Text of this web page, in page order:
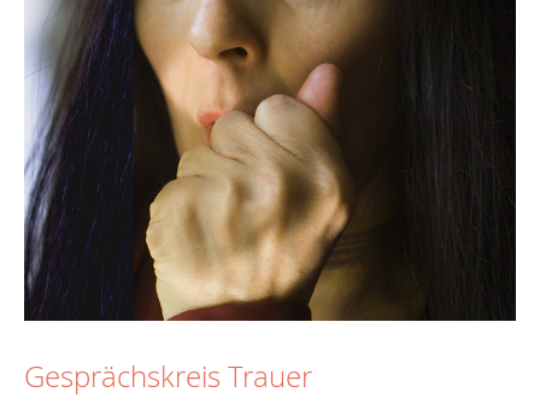
Gesprächskreis Trauer